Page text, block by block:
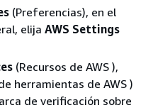
(Preferencias), en el
elija AWS Settings
(Recursos de AWS ),
herramientas de AWS )
de verificación sobre